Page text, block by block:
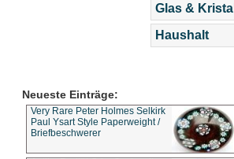
Glas & Kristall
Haushalt
Neueste Einträge:
Very Rare Peter Holmes Selkirk
Paul Ysart Style Paperweight /
Briefbeschwerer